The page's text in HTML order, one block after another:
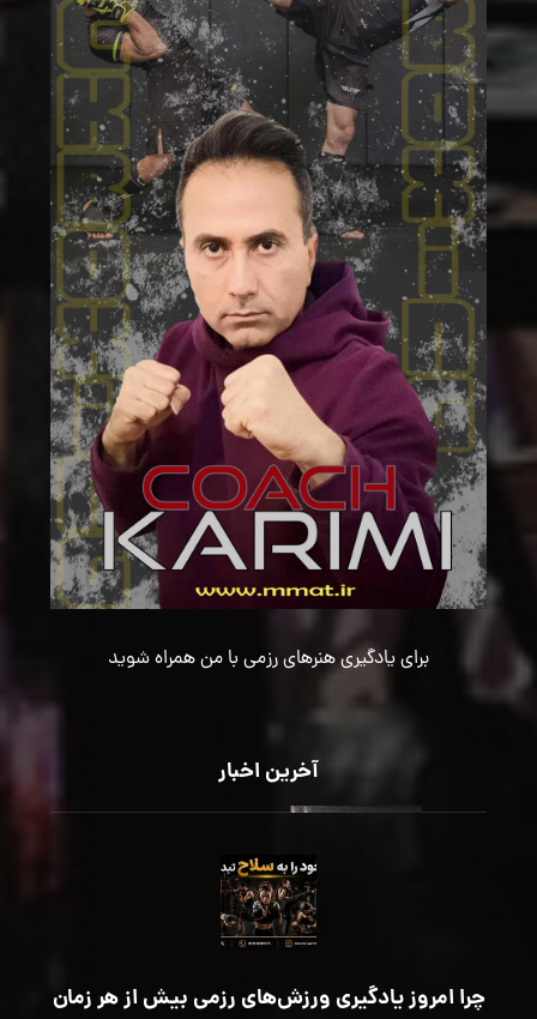
برای یادگیری هنرهای رزمی با من همراه شوید
آخرین اخبار
چرا امروز یادگیری ورزش‌های رزمی بیش از هر زمان